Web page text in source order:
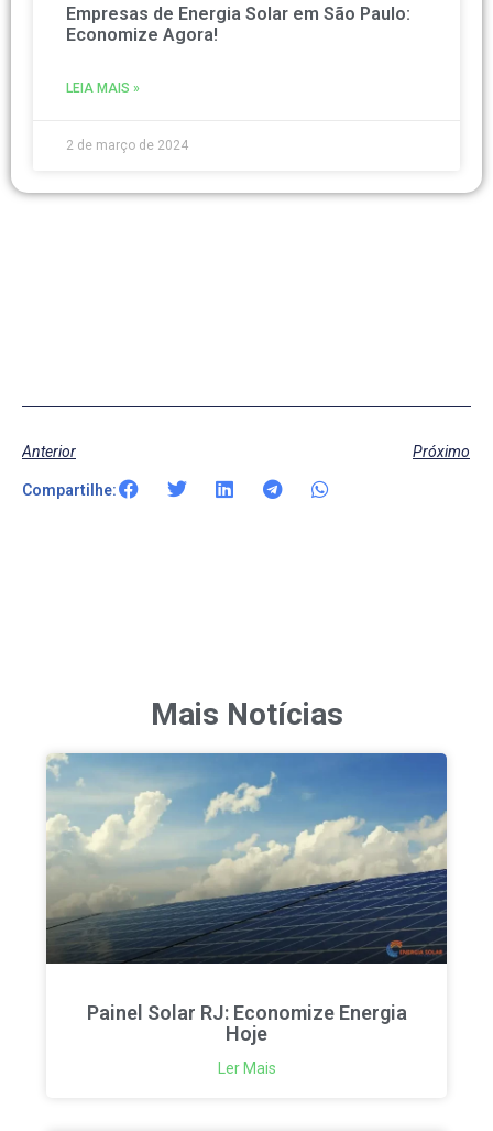
Empresas de Energia Solar em São Paulo:
Economize Agora!
LEIA MAIS »
2 de março de 2024
Anterior Próximo
Compartilhe:
Mais Notícias
Painel Solar RJ: Economize Energia
Hoje
Ler Mais